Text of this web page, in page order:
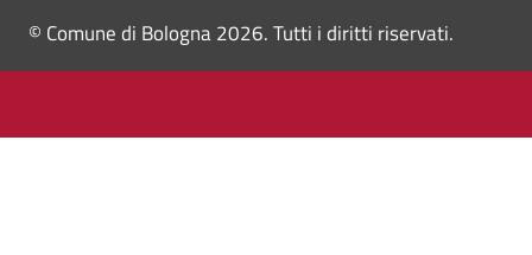
© Comune di Bologna 2026. Tutti i diritti riservati.